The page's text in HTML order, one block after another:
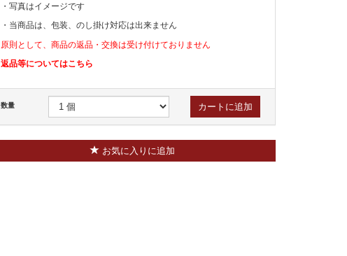
・写真はイメージです
・当商品は、包装、のし掛け対応は出来ません
原則として、商品の返品・交換は受け付けておりません
返品等についてはこちら
数量 カートに追加
お気に入りに追加